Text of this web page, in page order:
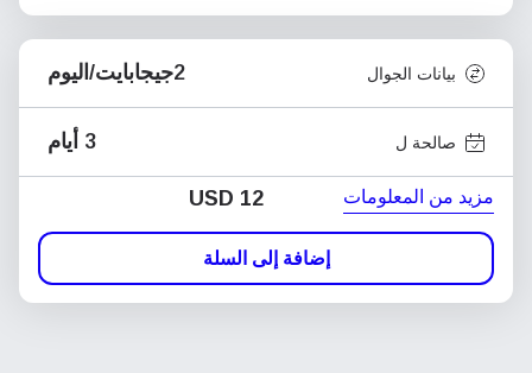
بيانات الجوال 2جيجابايت/اليوم
صالحة ل 3 أيام
مزيد من المعلومات USD 12
إضافة إلى السلة